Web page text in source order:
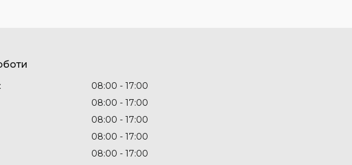
08:00
17:00
08:00
17:00
08:00
17:00
08:00
17:00
08:00
17:00